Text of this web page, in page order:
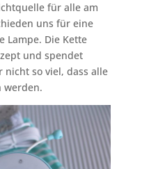
für alle am
uns für eine
Lampe. Die Kette
und spendet
nicht so viel, dass alle
werden.